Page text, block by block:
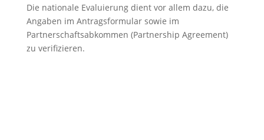
Die nationale Evaluierung dient vor allem dazu, die
Angaben im Antragsformular sowie im
Partnerschaftsabkommen (Partnership Agreement)
zu verifizieren.